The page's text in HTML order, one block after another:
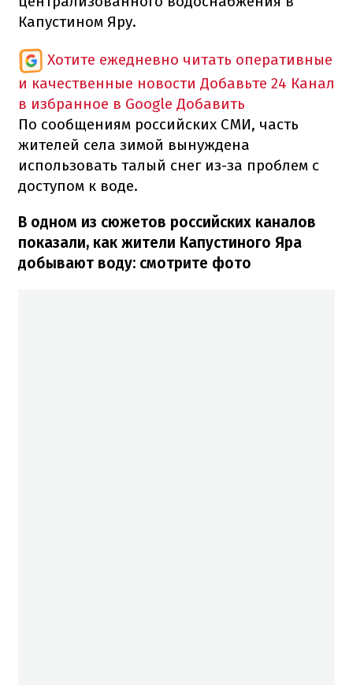
Капустином Яру.
Хотите ежедневно читать оперативные
и качественные новости Добавьте 24 Канал
в избранное в Google Добавить
По сообщениям российских СМИ, часть
жителей села зимой вынуждена
использовать талый снег из-за проблем с
доступом к воде.
В одном из сюжетов российских каналов
показали, как жители Капустиного Яра
добывают воду: смотрите фото